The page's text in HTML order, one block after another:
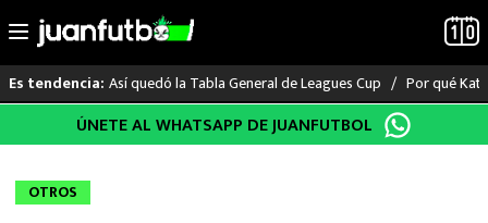
al
Es tendencia: Así quedó la Tabla General de Leagues Cup Por qué
LO ÚLTIMO
LIGA MX
ÚNETE AL WHATSAPP DE JUANFUTBOL
OTROS